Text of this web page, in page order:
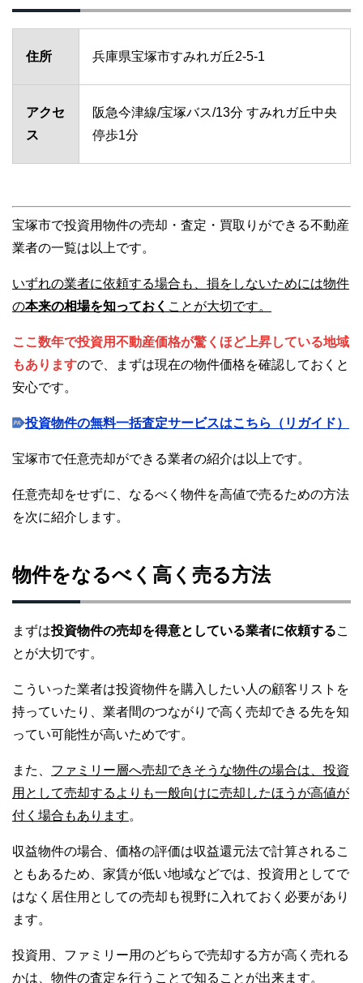
住所 兵庫県宝塚市すみれガ丘2-5-1
アクセ
ス
阪急今津線/宝塚バス/13分 すみれガ丘中央
停歩1分
宝塚市で投資用物件の売却・査定・買取りができる不動産
業者の一覧は以上です。
いずれの業者に依頼する場合も、損をしないためには物件
の本来の相場を知っておく ことが大切です。
ここ数年で投資用不動産価格が驚くほど上昇している地域
もありますので、まずは現在の物件価格を確認しておくと
安心です。
投資物件の無料一括査定サービスはこちら（リガイド）
宝塚市で任意売却ができる業者の紹介は以上です。
任意売却をせずに、なるべく物件を高値で売るための方法
を次に紹介します。
物件をなるべく高く売る方法
まずは投資物件の売却を得意としている業者に依頼するこ
とが大切です。
こういった業者は投資物件を購入したい人の顧客リストを
持っていたり、業者間のつながりで高く売却できる先を知
ってい可能性が高いためです。
また、 ファミリー層へ売却できそうな物件の場合は、投資
用として売却するよりも一般向けに売却したほうが高値が
付く場合もあります。
収益物件の場合、価格の評価は収益還元法で計算されるこ
ともあるため、家賃が低い地域などでは、投資用としてで
はなく居住用としての売却も視野に入れておく必要があり
ます。
投資用、ファミリー用のどちらで売却する方が高く売れる
かは、物件の査定を行うことで知ることが出来ます。